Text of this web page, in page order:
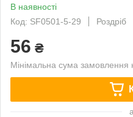
В наявності
Код: SF0501-5-29
Роздріб
56 ₴
Мінімальна сума замовлення